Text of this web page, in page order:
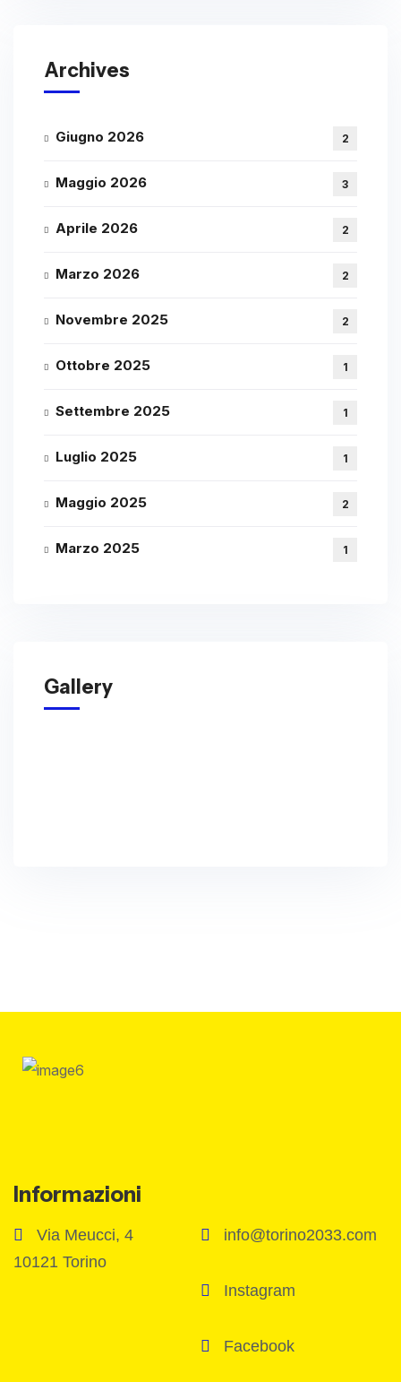
Archives
Giugno 2026 2
Maggio 2026 3
Aprile 2026 2
Marzo 2026 2
Novembre 2025 2
Ottobre 2025 1
Settembre 2025 1
Luglio 2025 1
Maggio 2025 2
Marzo 2025 1
Gallery
Informazioni
Via Meucci, 4
10121 Torino
info@torino2033.com
Instagram
Facebook